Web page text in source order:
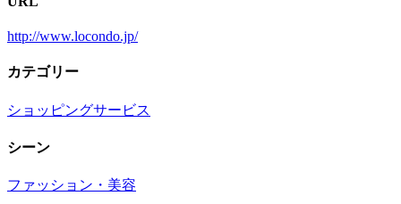
http://www.locondo.jp/
カテゴリー
ショッピングサービス
シーン
ファッション・美容